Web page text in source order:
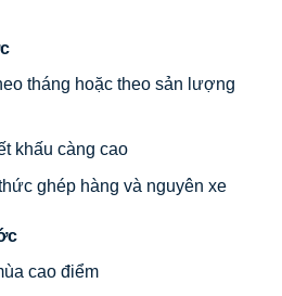
tháng hoặc theo sản lượng
khấu càng cao
ghép hàng và nguyên xe
cao điểm